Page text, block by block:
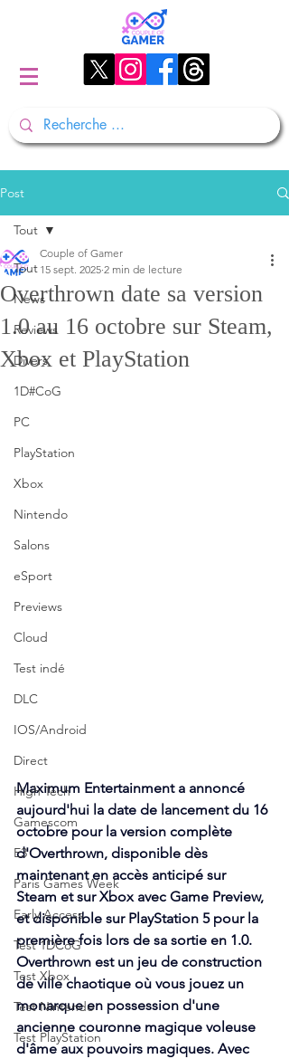
Post
Tout
News
Reviews
Divers
1D#CoG
PC
PlayStation
Xbox
Nintendo
Salons
eSport
Previews
Cloud
Test indé
DLC
IOS/Android
Direct
High Tech
Gamescom
E3
Paris Games Week
Early Access
Test 1DCoG
Test Xbox
Test Nintendo
Test PlayStation
Tout
Overthrown date sa version
1.0 au 16 octobre sur Steam,
Xbox et PlayStation
Couple of Gamer
15 sept. 2025 2 min de lecture
Maximum Entertainment a annoncé
aujourd'hui la date de lancement du 16
octobre pour la version complète
d'Overthrown, disponible dès
maintenant en accès anticipé sur
Steam et sur Xbox avec Game Preview,
et disponible sur PlayStation 5 pour la
première fois lors de sa sortie en 1.0.
Overthrown est un jeu de construction
de ville chaotique où vous jouez un
monarque en possession d'une
ancienne couronne magique voleuse
d'âme aux pouvoirs magiques. Avec